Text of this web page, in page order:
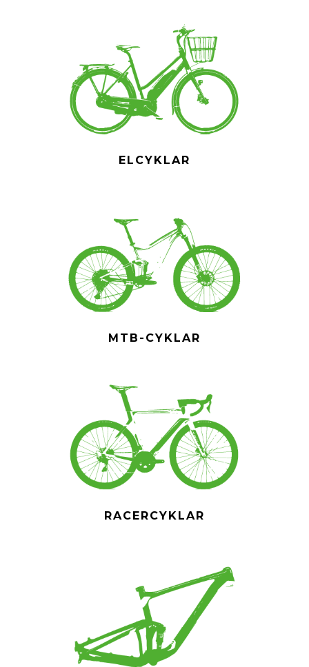
ELCYKLAR
MTB-CYKLAR
RACERCYKLAR